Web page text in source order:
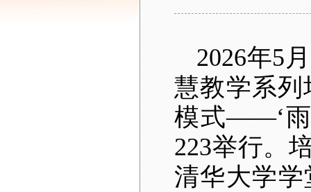
2026年5 月
慧教学系列
模式——‘雨
223举行。
清华大学